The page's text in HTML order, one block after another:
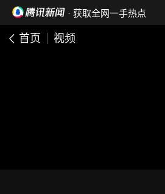
· 获取全网一手热点
首页 视频